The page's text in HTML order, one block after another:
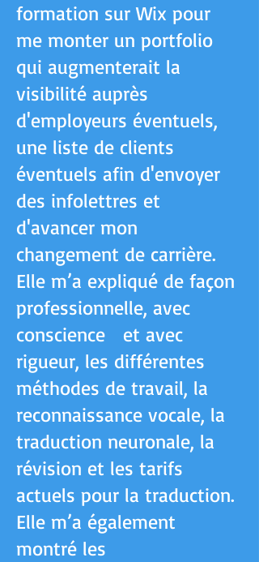
formation sur Wix pour
me monter un portfolio
qui augmenterait la
visibilité auprès
d'employeurs éventuels,
une liste de clients
éventuels afin d'envoyer
des infolettres et
d'avancer mon
changement de carrière.
Elle m’a expliqué de façon
professionnelle, avec
conscience et avec
rigueur, les différentes
méthodes de travail, la
reconnaissance vocale, la
traduction neuronale, la
révision et les tarifs
actuels pour la traduction.
Elle m’a également
montré les